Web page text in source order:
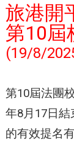
旅港開
第10屆
(19/8/
第10屆法團
年8月17日
的有效提名